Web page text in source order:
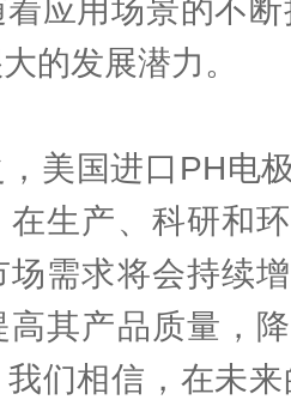
应用场景的不
的发展潜力。
国进口PH电极
在生产、科研和
场需求将会持续
高其产品质量，
们相信，在未